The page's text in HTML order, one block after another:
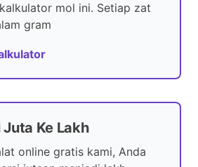
mol ini. Setiap zat
gram
Ke Lakh
online gratis kami, Anda